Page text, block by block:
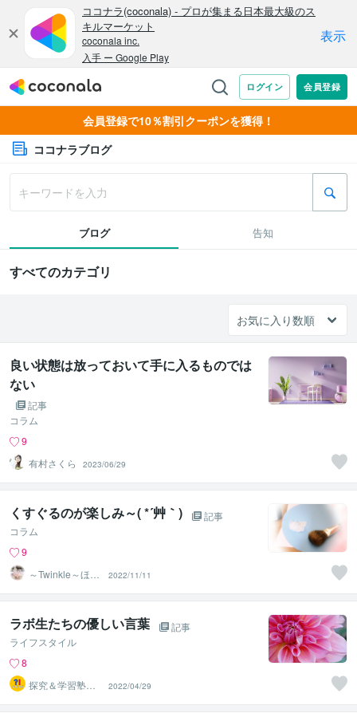
会員登録で10％割引クーポンを獲得！
ココナラブログ
ブログ 告知
すべてのカテゴリ
良い状態は放っておいて手に入るものでは
ない
記事
コラム
9
有村さくら
2023/06/29
くすぐるのが楽しみ～( *´艸｀)
記事
コラム
9
～Twinkle～ほた
2022/11/11
ラボ生たちの優しい言葉
記事
ライフスタイル
8
探究＆学習塾｜
なぜラボ
2022/04/29